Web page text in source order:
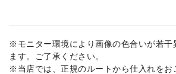
※モニター環境により画像の色合いが若干
ます。ご了承ください。
※当店では、正規のルートから仕入れをお